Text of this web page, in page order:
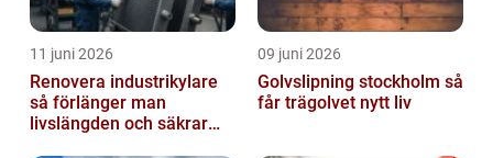
11 juni 2026
Renovera industrikylare
så förlänger man
livslängden och säkrar
09 juni 2026
Golvslipning stockholm så
får trägolvet nytt liv